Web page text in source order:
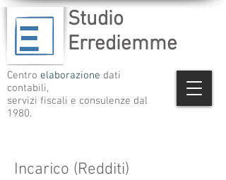
Studio
Errediemme
Centro elaborazione dati
contabili,
servizi fiscali e consulenze dal
1980.
Incarico (Redditi)